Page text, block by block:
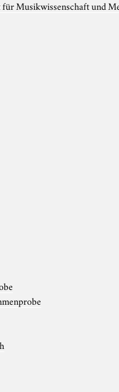
Musikwissenschaft und